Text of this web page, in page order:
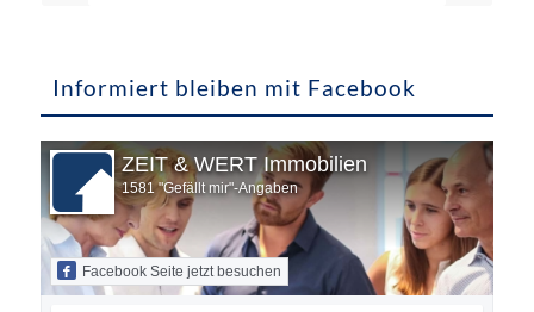
Informiert bleiben mit Facebook
ZEIT & WERT Immobilien
1581 "Gefällt mir"-Angaben
Facebook Seite jetzt besuchen